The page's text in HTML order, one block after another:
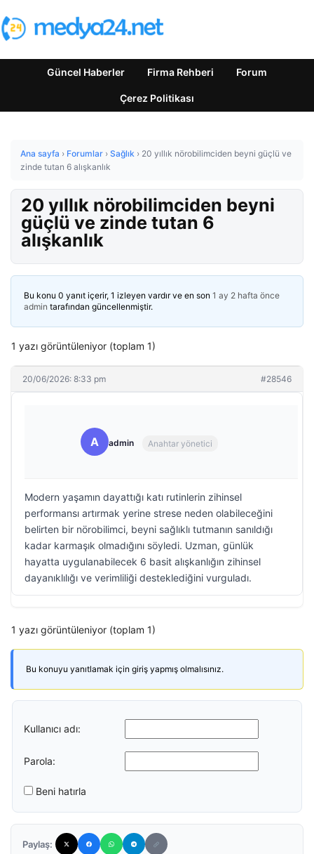
Güncel Haberler Firma Rehberi Forum
Çerez Politikası
Ana sayfa › Forumlar › Sağlık › 20 yıllık nörobilimciden beyni güçlü ve
zinde tutan 6 alışkanlık
20 yıllık nörobilimciden beyni
güçlü ve zinde tutan 6
alışkanlık
Bu konu 0 yanıt içerir, 1 izleyen vardır ve en son 1 ay 2 hafta önce
admin tarafından güncellenmiştir.
1 yazı görüntüleniyor (toplam 1)
20/06/2026: 8:33 pm #28546
A admin Anahtar yönetici
Modern yaşamın dayattığı katı rutinlerin zihinsel
performansı artırmak yerine strese neden olabileceğini
belirten bir nörobilimci, beyni sağlıklı tutmanın sanıldığı
kadar karmaşık olmadığını söyledi. Uzman, günlük
hayatta uygulanabilecek 6 basit alışkanlığın zihinsel
dayanıklılığı ve verimliliği desteklediğini vurguladı.
1 yazı görüntüleniyor (toplam 1)
Bu konuyu yanıtlamak için giriş yapmış olmalısınız.
Kullanıcı adı:
Parola:
Beni hatırla
Paylaş: